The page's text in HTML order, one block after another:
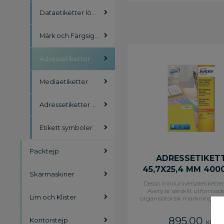
45,7X25,4 MM
Dessa
Avery är särskilt
organisatorisk märkning i
smidigt genom skrivaren
895,00
Dataetiketter löpande bana
Märk och Färgsignalsetiketter
Adressetiketter
Mediaetiketter
Adressetiketter Staples
Etikett symboler
Packtejp
Skärmaskiner
Lim och Klister
Kontorstejp